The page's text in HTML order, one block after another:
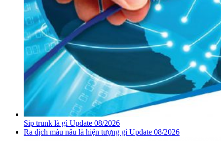
Sip trunk là gì Update 08/2026
Ra dịch màu nâu là hiện tượng gì Update 08/2026